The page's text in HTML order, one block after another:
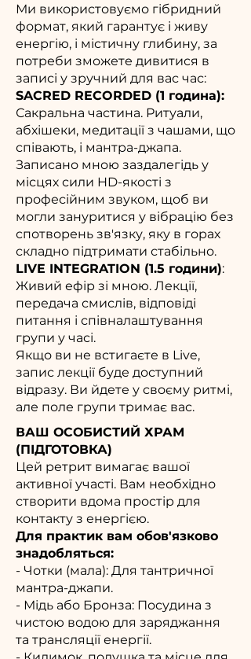
Ми використовуємо гібридний
формат, який гарантує і живу
енергію, і містичну глибину, за
потреби зможете дивитися в
записі у зручний для вас час:
SACRED RECORDED (1 година):
Сакральна частина. Ритуали,
абхішеки, медитації з чашами, що
співають, і мантра-джапа.
Записано мною заздалегідь у
місцях сили HD-якості з
професійним звуком, щоб ви
могли зануритися у вібрацію без
спотворень зв'язку, яку в горах
складно підтримати стабільно.
LIVE INTEGRATION (1.5 години):
Живий ефір зі мною. Лекції,
передача смислів, відповіді
питання і співналаштування
групи у часі.
Якщо ви не встигаєте в Live,
запис лекції буде доступний
відразу. Ви йдете у своєму ритмі,
але поле групи тримає вас.
ВАШ ОСОБИСТИЙ ХРАМ
(ПІДГОТОВКА)
Цей ретрит вимагає вашої
активної участі. Вам необхідно
створити вдома простір для
контакту з енергією.
Для практик вам обов'язково
знадобляться:
- Чотки (мала): Для тантричної
мантра-джапи.
- Мідь або Бронза: Посудина з
чистою водою для заряджання
та трансляції енергії.